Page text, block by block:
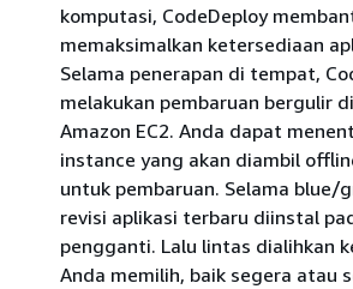
komputasi, CodeDeploy
memaksimalkan ketersediaan
Selama penerapan di tempat,
melakukan pembaruan bergulir
Amazon EC2. Anda dapat
instance yang akan diambil
untuk pembaruan. Selama blue/
revisi aplikasi terbaru diinstal
pengganti. Lalu lintas dialihkan
Anda memilih, baik segera atau